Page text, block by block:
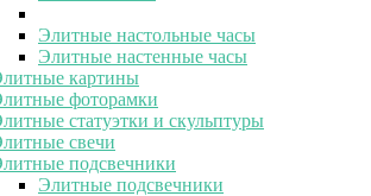
Элитные настольные часы
Элитные настенные часы
картины
фоторамки
статуэтки и скульптуры
свечи
подсвечники
Элитные подсвечники